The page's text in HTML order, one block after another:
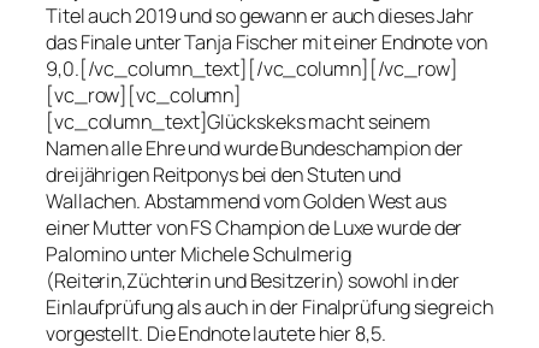
Titel auch 2019 und so gewann er auch dieses Jahr
das Finale unter Tanja Fischer mit einer Endnote von
9,0.[/vc_column_text][/vc_column][/vc_row]
[vc_row][vc_column]
[vc_column_text]Glückskeksmacht seinem
Namen alle Ehre und wurde Bundeschampion der
dreijährigen Reitponys bei den Stuten und
Wallachen. Abstammend vom Golden West aus
einer Mutter von FS Champion de Luxe wurde der
Palomino unter Michele Schulmerig
(Reiterin,Züchterin und Besitzerin) sowohl in der
Einlaufprüfung als auch in der Finalprüfung siegreich
vorgestellt. Die Endnote lautete hier 8,5.